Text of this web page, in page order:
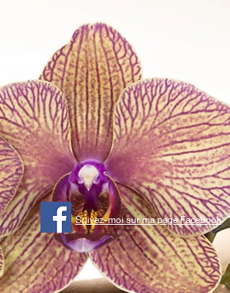
Suivez-moi sur ma page Facebook